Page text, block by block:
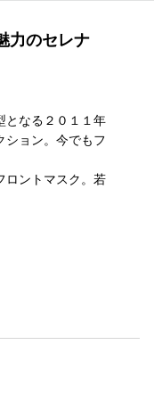
力のセレナ
となる２０１１年
ション。今でもフ
ロントマスク。若